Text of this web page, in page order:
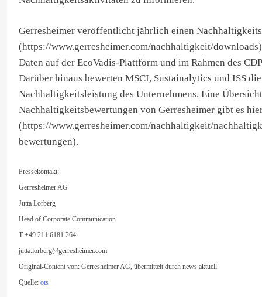
Gerresheimer veröffentlicht jährlich einen
(https://www.gerresheimer.com/nachhaltigkeit/
Daten auf der EcoVadis-Plattform und im Rahmen des
Darüber hinaus bewerten MSCI, Sustainalytics und ISS die
Nachhaltigkeitsleistung des Unternehmens. Eine
Nachhaltigkeitsbewertungen von Gerresheimer gibt es
(https://www.gerresheimer.com/nachhaltigkeit/
bewertungen).
Pressekontakt:
Gerresheimer AG
Jutta Lorberg
Head of Corporate Communication
T +49 211 6181 264
jutta.lorberg@gerresheimer.com
Original-Content von: Gerresheimer AG, übermittelt durch news aktuell
Quelle: ots